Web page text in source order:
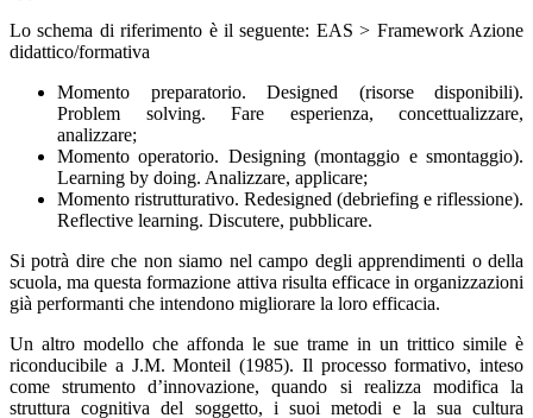
Lo schema di riferimento è il seguente: EAS > Framework Azione
didattico/formativa
Momento preparatorio. Designed (risorse disponibili).
Problem solving. Fare esperienza, concettualizzare,
analizzare;
Momento operatorio. Designing (montaggio e smontaggio).
Learning by doing. Analizzare, applicare;
Momento ristrutturativo. Redesigned (debriefing e riflessione).
Reflective learning. Discutere, pubblicare.
Si potrà dire che non siamo nel campo degli apprendimenti o della
scuola, ma questa formazione attiva risulta efficace in organizzazioni
già performanti che intendono migliorare la loro efficacia.
Un altro modello che affonda le sue trame in un trittico simile è
riconducibile a J.M. Monteil (1985). Il processo formativo, inteso
come strumento d’innovazione, quando si realizza modifica la
struttura cognitiva del soggetto, i suoi metodi e la sua cultura